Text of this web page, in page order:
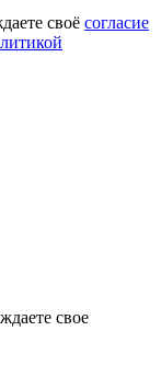
своё согласие
свое